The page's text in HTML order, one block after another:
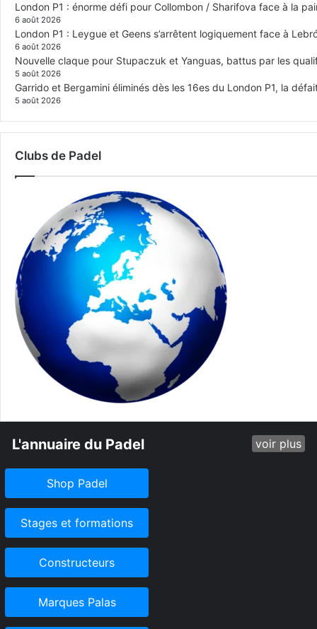
London P1 : énorme défi pour Collombon / Sharifova face à la
6 août 2026
London P1 : Leygue et Geens s’arrêtent logiquement face à
6 août 2026
Nouvelle claque pour Stupaczuk et Yanguas, battus par les
5 août 2026
Garrido et Bergamini éliminés dès les 16es du London P1, la
5 août 2026
Clubs de Padel
L'annuaire du Padel voir plus
Shop Padel
Stages et formations
Constructeurs
Marques Palas